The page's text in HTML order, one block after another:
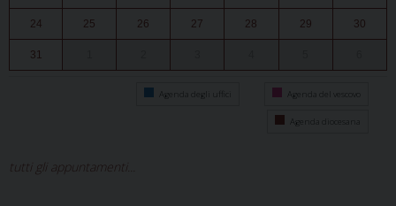
24 25 26 27 28 29 30
31
Agenda degli uffici Agenda del vescovo
Agenda diocesana
tutti gli appuntamenti...